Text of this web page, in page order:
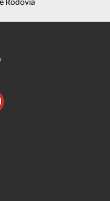
Rodovia